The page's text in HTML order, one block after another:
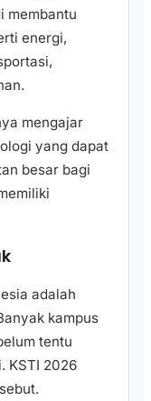
membantu
energi,
mengajar
yang dapat
besar bagi
adalah
kampus
tentu
KSTI 2026